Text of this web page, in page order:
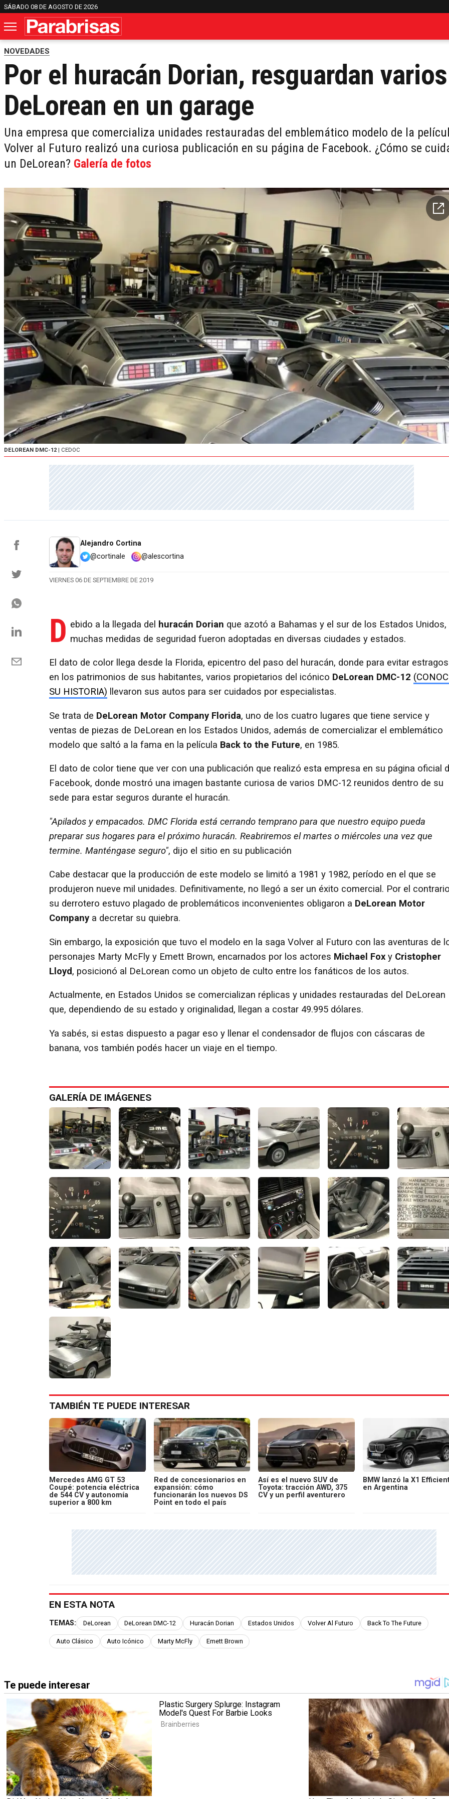
SÁBADO 08 DE AGOSTO DE 2026
NOVEDADES
Por el huracán Dorian, resguardan varios
DeLorean en un garage
Una empresa que comercializa unidades restauradas del emblemático modelo de la
Volver al Futuro realizó una curiosa publicación en su página de Facebook. ¿Cómo se
un DeLorean? Galería de fotos
DELOREAN DMC-12 | CEDOC
Alejandro Cortina
@cortinale
@alescortina
VIERNES 06 DE SEPTIEMBRE DE 2019
D ebido a la llegada del huracán Dorian que azotó a Bahamas y el sur de los Estados Unidos,
muchas medidas de seguridad fueron adoptadas en diversas ciudades y estados.
El dato de color llega desde la Florida, epicentro del paso del huracán, donde para evitar estragos
en los patrimonios de sus habitantes, varios propietarios del icónico DeLorean DMC-12
SU HISTORIA) llevaron sus autos para ser cuidados por especialistas.
Se trata de DeLorean Motor Company Florida, uno de los cuatro lugares que tiene service y
ventas de piezas de DeLorean en los Estados Unidos, además de comercializar el emblemático
modelo que saltó a la fama en la película Back to the Future, en 1985.
El dato de color tiene que ver con una publicación que realizó esta empresa en su página oficial
Facebook, donde mostró una imagen bastante curiosa de varios DMC-12 reunidos dentro de su
sede para estar seguros durante el huracán.
"Apilados y empacados. DMC Florida está cerrando temprano para que nuestro equipo pueda
preparar sus hogares para el próximo huracán. Reabriremos el martes o miércoles una vez que
termine. Manténgase seguro", dijo el sitio en su publicación
Cabe destacar que la producción de este modelo se limitó a 1981 y 1982, período en el que se
produjeron nueve mil unidades. Definitivamente, no llegó a ser un éxito comercial. Por el
su derrotero estuvo plagado de problemáticos inconvenientes obligaron a DeLorean Motor
Company a decretar su quiebra.
Sin embargo, la exposición que tuvo el modelo en la saga Volver al Futuro con las aventuras de
personajes Marty McFly y Emett Brown, encarnados por los actores Michael Fox y Cristopher
Lloyd, posicionó al DeLorean como un objeto de culto entre los fanáticos de los autos.
Actualmente, en Estados Unidos se comercializan réplicas y unidades restauradas del DeLorean
que, dependiendo de su estado y originalidad, llegan a costar 49.995 dólares.
Ya sabés, si estas dispuesto a pagar eso y llenar el condensador de flujos con cáscaras de
banana, vos también podés hacer un viaje en el tiempo.
GALERÍA DE IMÁGENES
TAMBIÉN TE PUEDE INTERESAR
Mercedes AMG GT 53
Coupé: potencia eléctrica
de 544 CV y autonomía
superior a 800 km
Red de concesionarios en
expansión: cómo
funcionarán los nuevos DS
Point en todo el país
Así es el nuevo SUV de
Toyota: tracción AWD, 375
CV y un perfil aventurero
BMW lanzó la X1
en Argentina
EN ESTA NOTA
TEMAS: DeLorean DeLorean DMC-12 Huracán Dorian Estados Unidos Volver Al Futuro Back To The Future
Auto Clásico Auto Icónico Marty McFly Emett Brown